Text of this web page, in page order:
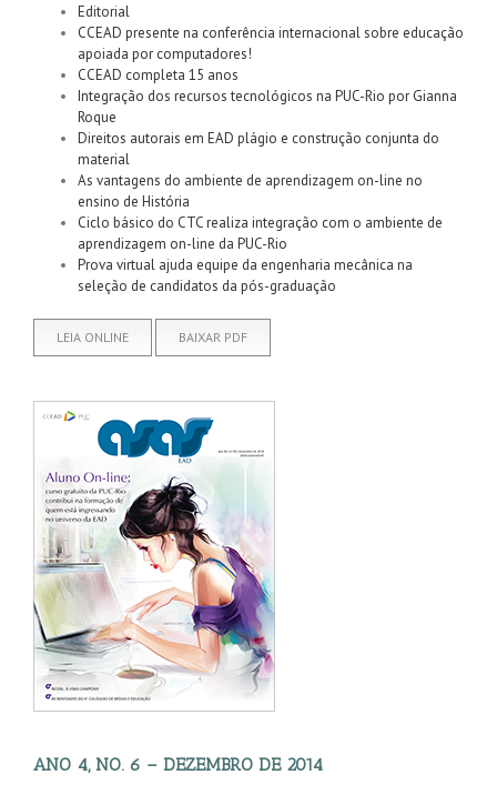
Editorial
CCEAD presente na conferência internacional sobre educação
apoiada por computadores!
CCEAD completa 15 anos
Integração dos recursos tecnológicos na PUC-Rio por Gianna
Roque
Direitos autorais em EAD plágio e construção conjunta do
material
As vantagens do ambiente de aprendizagem on-line no
ensino de História
Ciclo básico do CTC realiza integração com o ambiente de
aprendizagem on-line da PUC-Rio
Prova virtual ajuda equipe da engenharia mecânica na
seleção de candidatos da pós-graduação
LEIA ONLINE BAIXAR PDF
ANO 4, NO. 6 – DEZEMBRO DE 2014